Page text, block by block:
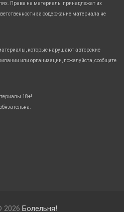
Права на материалы принадлежат их
за содержание материала не
которые нарушают авторские
или организации, пожалуйста, сообщите
18+!
2026 Болельня!